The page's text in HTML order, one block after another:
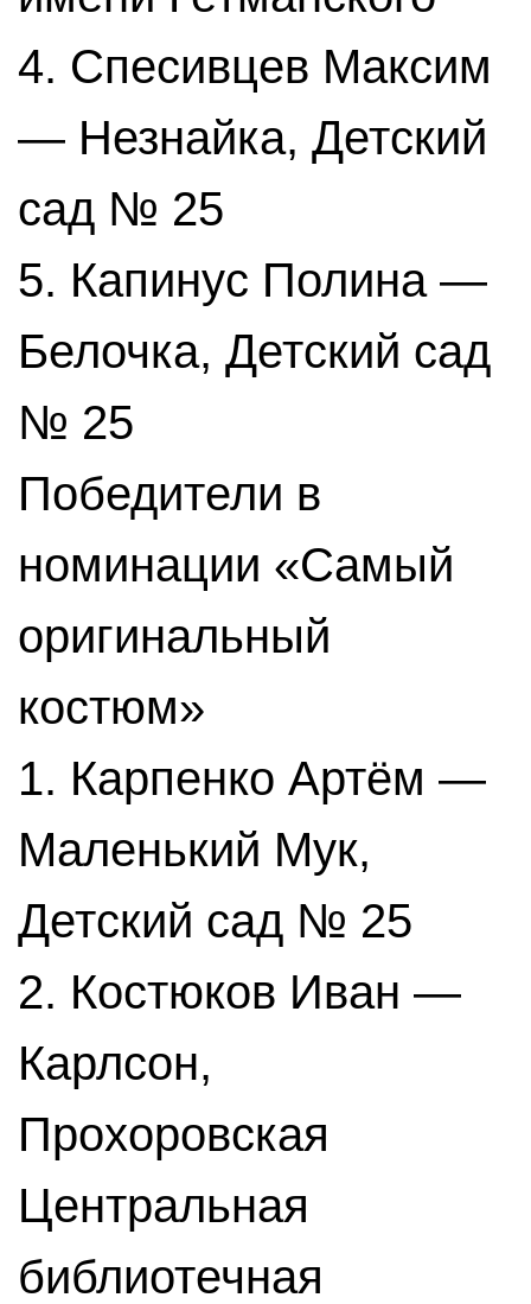
4. Спесивцев Максим
— Незнайка, Детский
сад № 25
5. Капинус Полина —
Белочка, Детский сад
№ 25
Победители в
номинации «Самый
оригинальный
костюм»
1. Карпенко Артём —
Маленький Мук,
Детский сад № 25
2. Костюков Иван —
Карлсон,
Прохоровская
Центральная
библиотечная